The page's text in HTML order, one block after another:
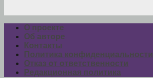
О проекте
Об авторе
Контакты
Политика конфиденциальности
Отказ от ответственности
Редакционная политика